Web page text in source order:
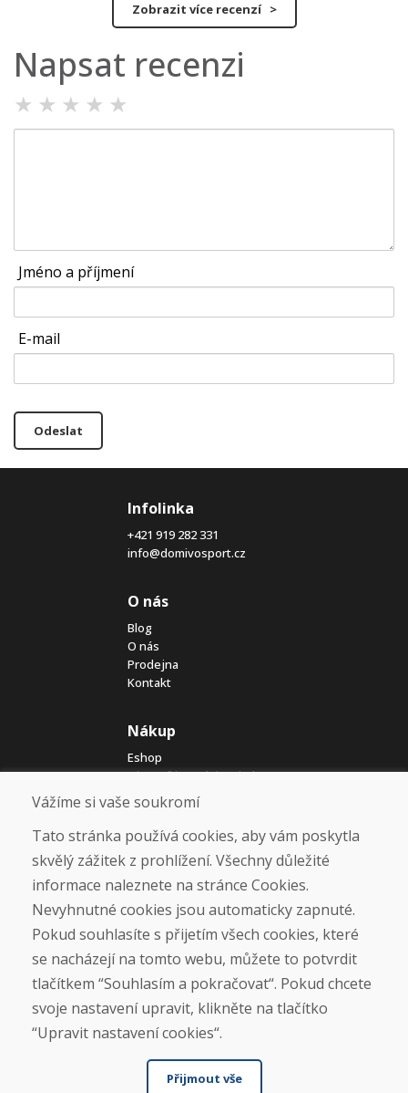
Zobrazit více recenzí >
Napsat recenzi
★ ★ ★ ★ ★
Jméno a příjmení
E-mail
Odeslat
Infolinka
+421 919 282 331
info@domivosport.cz
O nás
Blog
O nás
Prodejna
Kontakt
Nákup
Eshop
Jak posíláme elektrokola
Obchodní podmínky
Doprava
Platba
Vrácení a výměna zboží
Ochrana osobních údajů
Cookies
Sociální sítě
Vážíme si vaše soukromí
Tato stránka používá cookies, aby vám poskytla
skvělý zážitek z prohlížení. Všechny důležité
informace naleznete na stránce Cookies.
Nevyhnutné cookies jsou automaticky zapnuté.
Pokud souhlasíte s přijetím všech cookies, které
se nacházejí na tomto webu, můžete to potvrdit
tlačítkem “Souhlasím a pokračovat“. Pokud chcete
svoje nastavení upravit, klikněte na tlačítko
“Upravit nastavení cookies“.
Přijmout vše